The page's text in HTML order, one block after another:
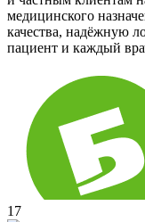
медицинского
качества, надёжную
пациент и каждый
17